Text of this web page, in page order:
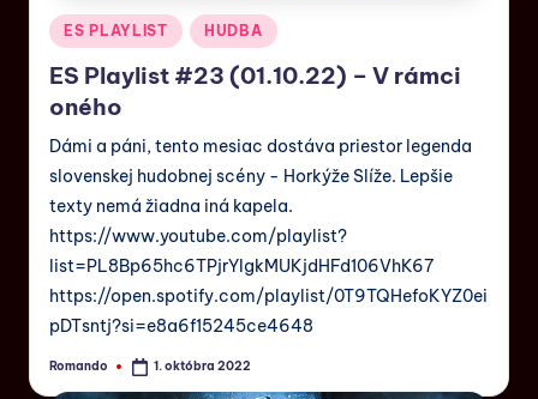
ES PLAYLIST HUDBA
ES Playlist #23 (01.10.22) – V rámci
oného
Dámi a páni, tento mesiac dostáva priestor legenda
slovenskej hudobnej scény - Horkýže Slíže. Lepšie
texty nemá žiadna iná kapela.
https://www.youtube.com/playlist?
list=PL8Bp65hc6TPjrYIgkMUKjdHFd106VhK67
https://open.spotify.com/playlist/0T9TQHefoKYZ0ei
pDTsntj?si=e8a6f15245ce4648
Romando 1. októbra 2022